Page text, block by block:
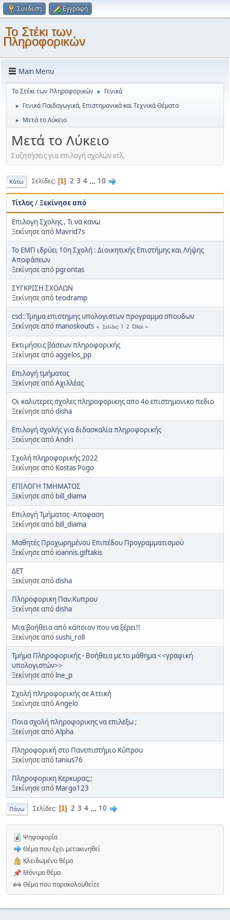
Σύνδεση Εγγραφή
Το Στέκι των
Πληροφορικών
Main Menu
Το Στέκι των Πληροφορικών ► Γενικά
► Γενικά Παιδαγωγικά, Επιστημονικά και Τεχνικά Θέματα
► Μετά το Λύκειο
Μετά το Λύκειο
Συζητήσεις για επιλογή σχολών κτλ.
Κάτω Σελίδες 1 2 3 4 ... 10
Τίτλος/Ξεκίνησε από
Επιλογη Σχολης , Τι να κανω
Ξεκίνησε από Mavrid7s
Το ΕΜΠ ιδρύει 10η Σχολή : Διοικητικής Επιστήμης και Λήψης
Αποφάσεων
Ξεκίνησε από pgrontas
ΣΥΓΚΡΙΣΗ ΣΧΟΛΩΝ
Ξεκίνησε απόteodramp
csd::Τμημα επιστημης υπολογιστων προγραμμα σπουδων
Ξεκίνησε από manoskouts Σελίδες 1 2 Όλοι
Εκτιμήσεις βάσεων πληροφορικής
Ξεκίνησε απόaggelos_pp
Επιλογή τμήματος
Ξεκίνησε απόΑχιλλέας
Οι καλυτερες σχολες πληροφορικης απο 4ο επιστημονικο πεδιο
Ξεκίνησε απόdisha
Επιλογή σχολής για διδασκαλία πληροφορικής
Ξεκίνησε απόAndri
Σχολή πληροφορικής 2022
Ξεκίνησε από Kostas Pogo
ΕΠΙΛΟΓΗ ΤΜΗΜΑΤΟΣ
Ξεκίνησε από bill_diama
Επιλογή Τμήματος -Αποφαση
Ξεκίνησε από bill_diama
Μαθητές Προχωρημένου Επιπέδου Προγραμματισμού
Ξεκίνησε από ioannis.giftakis
ΔΕΤ
Ξεκίνησε απόdisha
Πληροφορικη Παν.Κυπρου
Ξεκίνησε απόdisha
Μια βοήθεια από κάποιον που να ξέρει!!
Ξεκίνησε απόsushi_roll
Τμήμα Πληροφορικής - Βοήθεια με το μάθημα <<γραφική
υπολογιστών>>
Ξεκίνησε από lne_p
Σχολή πληροφορικής σε Αττική
Ξεκίνησε απόAngelo
Ποια σχολή πληροφορικης να επιλεξω ;
Ξεκίνησε απόAlpha
Πληροφορική στο Πανεπιστήμιο Κύπρου
Ξεκίνησε απόtanius76
Πληροφορικη Κερκυρας;;
Ξεκίνησε από Margo123
Πάνω Σελίδες 1 2 3 4 ... 10
Ψηφοφορία
Θέμα που έχει μετακινηθεί
Κλειδωμένο θέμα
Μόνιμο θέμα
Θέμα που παρακολουθείτε